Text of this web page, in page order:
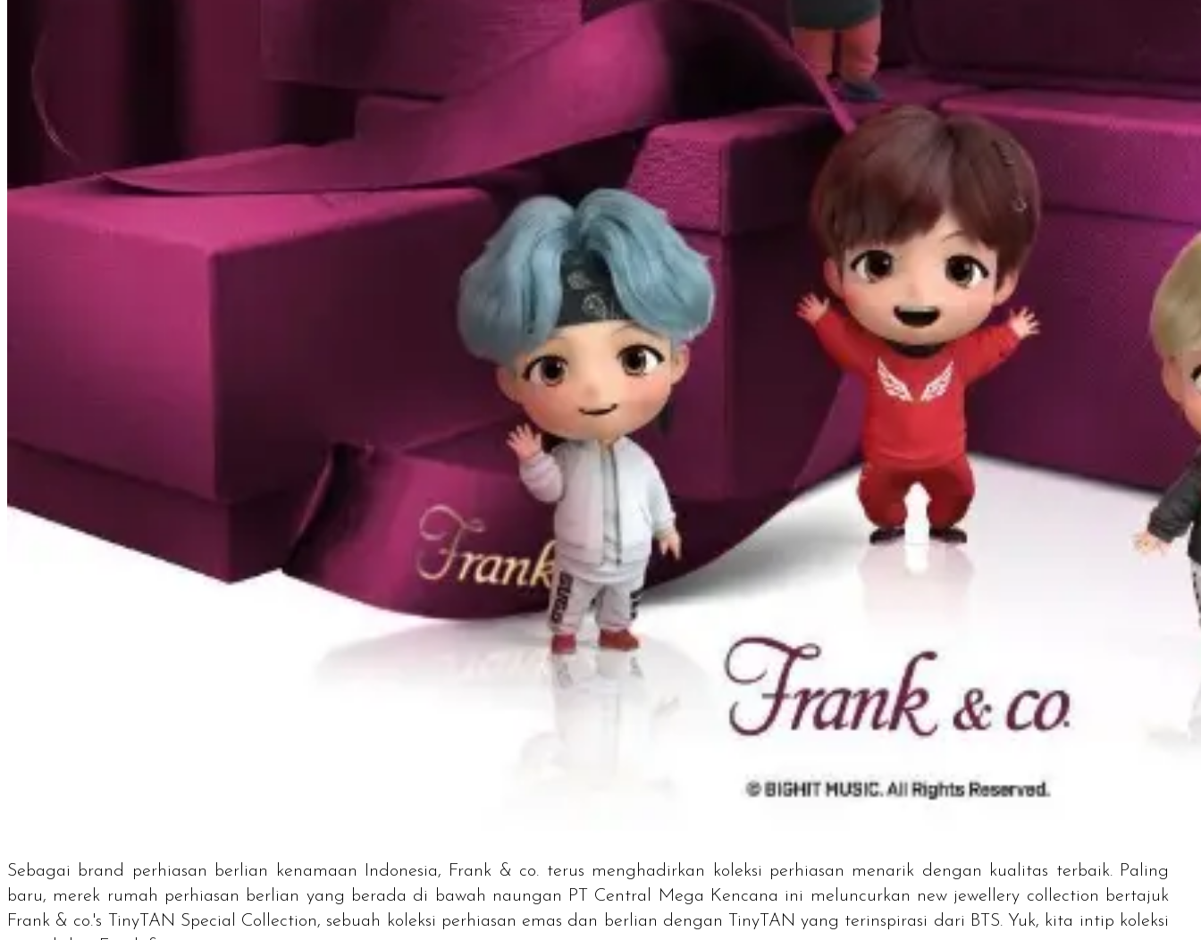
Sebagai brand perhiasan berlian kenamaan Indonesia, Frank & co. terus menghadirkan koleksi perhiasan menarik dengan kualitas terbaik. Paling
baru, merek rumah perhiasan berlian yang berada di bawah naungan PT Central Mega Kencana ini meluncurkan new jewellery collection bertajuk
Frank & co.'s TinyTAN Special Collection, sebuah koleksi perhiasan emas dan berlian dengan TinyTAN yang terinspirasi dari BTS. Yuk, kita intip koleksi